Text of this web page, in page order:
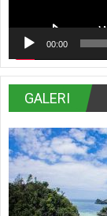
00:00
GALERI